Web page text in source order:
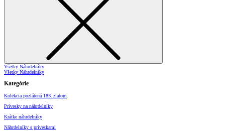
Všetky Náhrdelníky
Všetky Náhrdelníky
Kategórie
Kolekcia pozlátená 18K zlatom
Prívesky na náhrdelníky
Krátke náhrdelníky
Náhrdelníky s príveskami